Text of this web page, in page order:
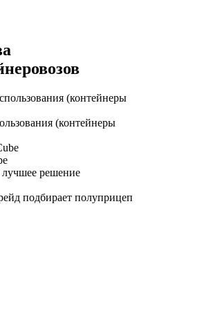
(контейнеры
лучшее решение